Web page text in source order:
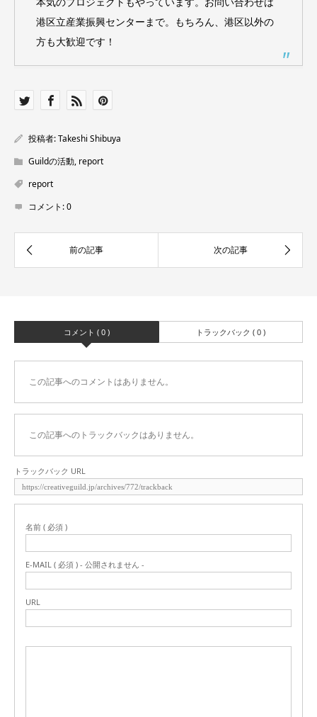
港区立産業振興センターまで。もちろん、港区以外の
方も大歓迎です！
投稿者:Takeshi Shibuya
Guildの活動, report
report
コメント:0
コメント ( 0 ) トラックバック ( 0 )
この記事へのコメントはありません。
この記事へのトラックバックはありません。
トラックバック URL
名前 ( 必須 )
E-MAIL ( 必須 ) - 公開されません -
URL